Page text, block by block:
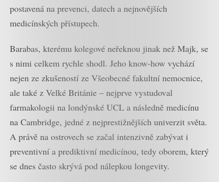
postavená na prevenci, datech a nejnovějších
medicínských přístupech.
Barabas, kterému kolegové neřeknou jinak než Majk, se
s nimi celkem rychle shodl. Jeho know-how vychází
nejen ze zkušeností ze Všeobecné fakultní nemocnice,
ale také z Velké Británie – nejprve vystudoval
farmakologii na londýnské UCL a následně medicínu
na Cambridge, jedné z nejprestižnějších univerzit světa.
A právě na ostrovech se začal intenzivně zabývat i
preventivní a prediktivní medicínou, tedy oborem, který
se dnes často skrývá pod nálepkou longevity.